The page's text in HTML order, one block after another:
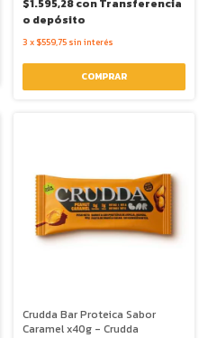
$1.595,28conTransferencia
o depósito
3 x $559,75 sin interés
Crudda Bar Proteica Sabor
Caramel x40g - Crudda